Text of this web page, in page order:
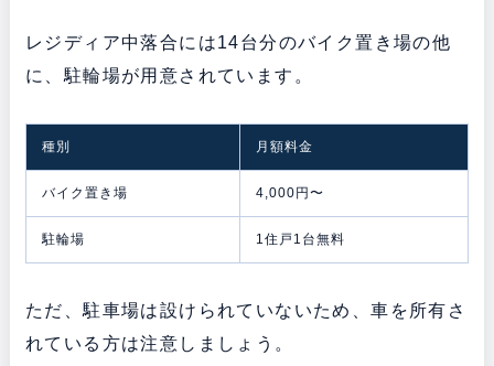
レジディア中落合には14台分のバイク置き場の他
に、駐輪場が用意されています。
種別 月額料金
バイク置き場 4,000円〜
駐輪場 1住戸1台無料
ただ、駐車場は設けられていないため、車を所有さ
れている方は注意しましょう。